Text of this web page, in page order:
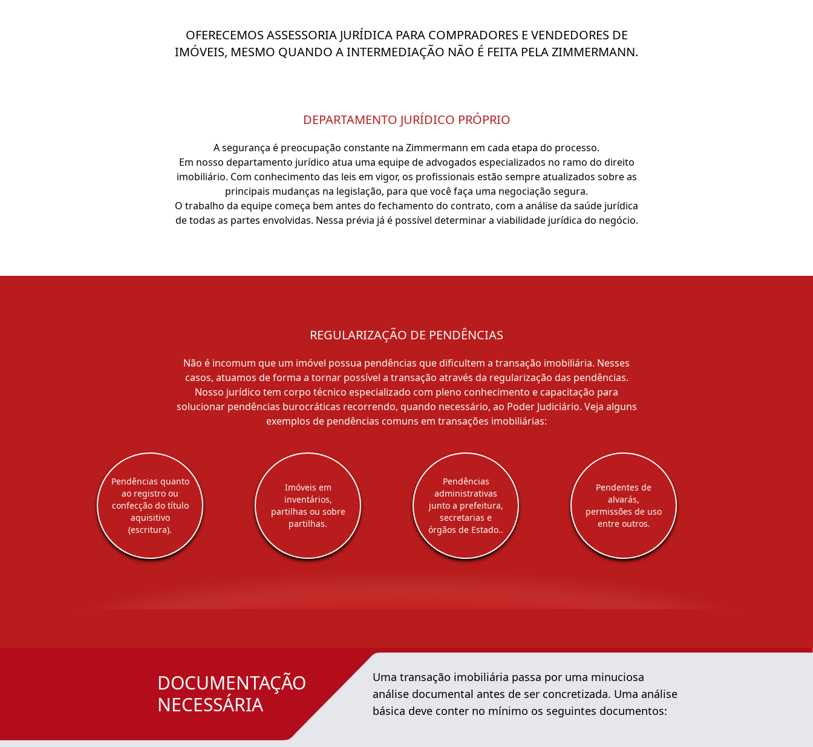
OFERECEMOS ASSESSORIA JURÍDICA PARA COMPRADORES E VENDEDORES DE
IMÓVEIS, MESMO QUANDO A INTERMEDIAÇÃO NÃO É FEITA PELA ZIMMERMANN.
DEPARTAMENTO JURÍDICO PRÓPRIO
A segurança é preocupação constante na Zimmermann em cada etapa do processo.
Em nosso departamento jurídico atua uma equipe de advogados especializados no ramo do direito
imobiliário. Com conhecimento das leis em vigor, os profissionais estão sempre atualizados sobre as
principais mudanças na legislação, para que você faça uma negociação segura.
O trabalho da equipe começa bem antes do fechamento do contrato, com a análise da saúde jurídica
de todas as partes envolvidas. Nessa prévia já é possível determinar a viabilidade jurídica do negócio.
REGULARIZAÇÃO DE PENDÊNCIAS
Não é incomum que um imóvel possua pendências que dificultem a transação imobiliária. Nesses
casos, atuamos de forma a tornar possível a transação através da regularização das pendências.
Nosso jurídico tem corpo técnico especializado com pleno conhecimento e capacitação para
solucionar pendências burocráticas recorrendo, quando necessário, ao Poder Judiciário. Veja alguns
exemplos de pendências comuns em transações imobiliárias:
Pendências quanto
ao registro ou
confecção do título
aquisitivo
(escritura).
Imóveis em
inventários,
partilhas ou sobre
partilhas.
Pendências
administrativas
junto a prefeitura,
secretarias e
órgãos de Estado..
Pendentes de
alvarás,
permissões de uso
entre outros.
DOCUMENTAÇÃO
NECESSÁRIA
Uma transação imobiliária passa por uma minuciosa
análise documental antes de ser concretizada. Uma análise
básica deve conter no mínimo os seguintes documentos: